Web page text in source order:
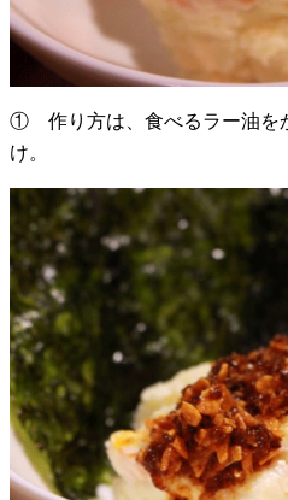
① 作り方は、食べるラー油を
け。